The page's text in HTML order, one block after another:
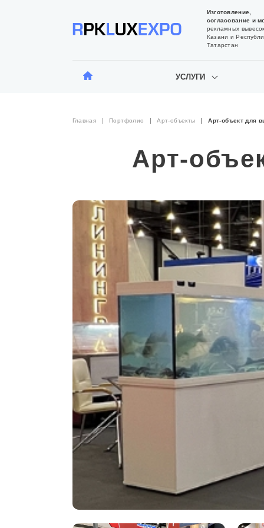
Изготовление,
согласование и
рекламных
Казани и
Татарстан
УСЛУГИ
Главная Портфолио Арт-объекты Арт-объект для
Арт-